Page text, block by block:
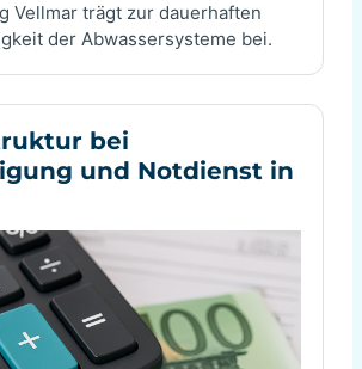
Vellmar trägt zur dauerhaften
der Abwassersysteme bei.
bei
und Notdienst in